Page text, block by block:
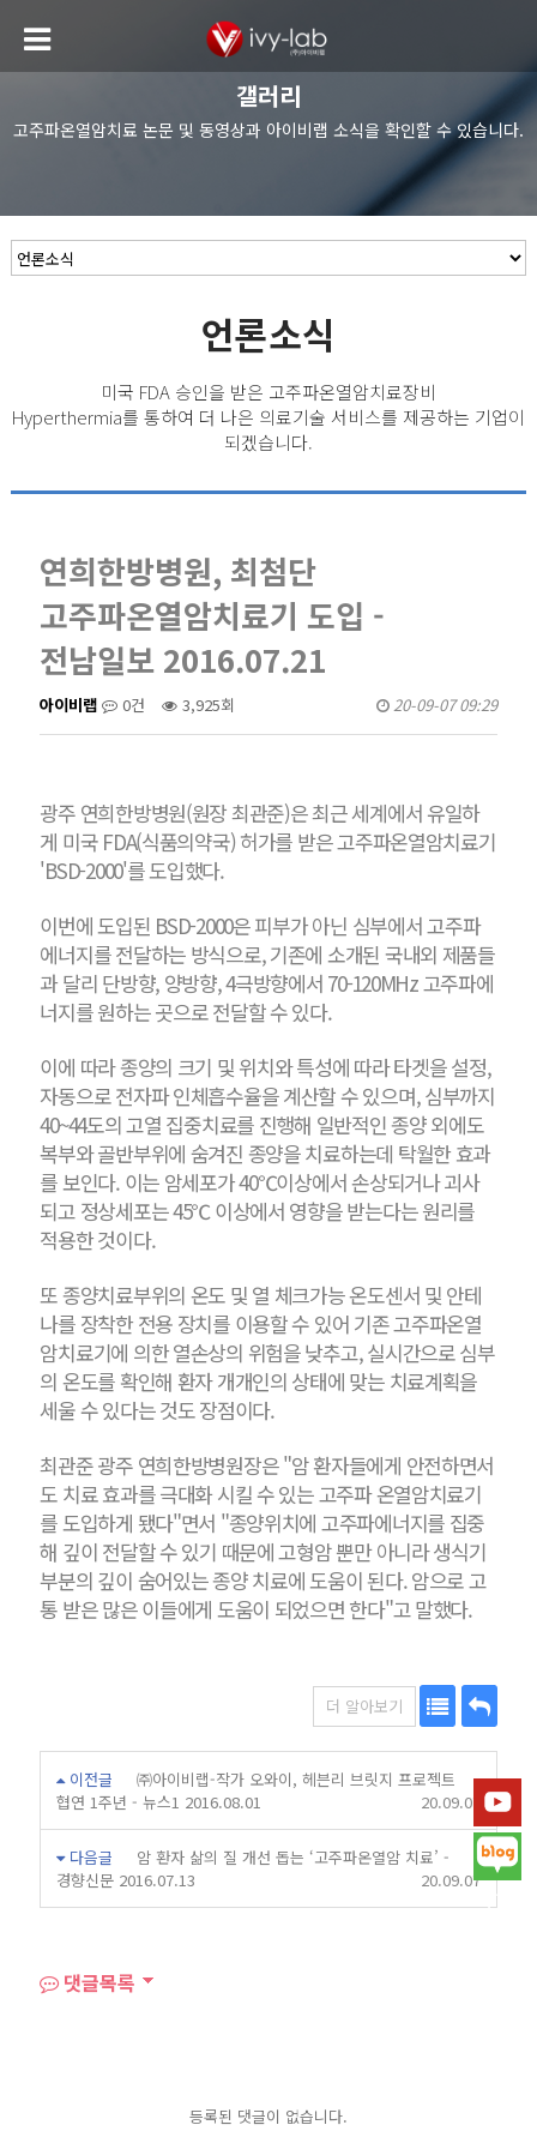
갤러리
고주파온열암치료 논문 및 동영상과 아이비랩 소식을 확인할 수 있습니다.
언론소식
미국 FDA 승인을 받은 고주파온열암치료장비
Hyperthermia를 통하여 더 나은 의료기술 서비스를 제공하는 기업이
되겠습니다.
연희한방병원, 최첨단
고주파온열암치료기 도입 -
전남일보 2016.07.21
아이비랩 0건 3,925회 20-09-07 09:29
광주 연희한방병원(원장 최관준)은 최근 세계에서 유일하
게 미국 FDA(식품의약국) 허가를 받은 고주파온열암치료기
'BSD-2000'를 도입했다.
이번에 도입된 BSD-2000은 피부가 아닌 심부에서 고주파
에너지를 전달하는 방식으로, 기존에 소개된 국내외 제품들
과 달리 단방향, 양방향, 4극방향에서 70-120MHz 고주파에
너지를 원하는 곳으로 전달할 수 있다.
이에 따라 종양의 크기 및 위치와 특성에 따라 타겟을 설정,
자동으로 전자파 인체흡수율을 계산할 수 있으며, 심부까지
40~44도의 고열 집중치료를 진행해 일반적인 종양 외에도
복부와 골반부위에 숨겨진 종양을 치료하는데 탁월한 효과
를 보인다. 이는 암세포가 40℃이상에서 손상되거나 괴사
되고 정상세포는 45℃ 이상에서 영향을 받는다는 원리를
적용한 것이다.
또 종양치료부위의 온도 및 열 체크가능 온도센서 및 안테
나를 장착한 전용 장치를 이용할 수 있어 기존 고주파온열
암치료기에 의한 열손상의 위험을 낮추고, 실시간으로 심부
의 온도를 확인해 환자 개개인의 상태에 맞는 치료계획을
세울 수 있다는 것도 장점이다.
최관준 광주 연희한방병원장은 "암 환자들에게 안전하면서
도 치료 효과를 극대화 시킬 수 있는 고주파 온열암치료기
를 도입하게 됐다"면서 "종양위치에 고주파에너지를 집중
해 깊이 전달할 수 있기 때문에 고형암 뿐만 아니라 생식기
부분의 깊이 숨어있는 종양 치료에 도움이 된다. 암으로 고
통 받은 많은 이들에게 도움이 되었으면 한다"고 말했다.
더 알아보기
목
록
답
변
이전글
㈜아이비랩-작가 오와이, 헤븐리 브릿지 프로젝트
협연 1주년 - 뉴스1 2016.08.01
20.09.07
다음글
암 환자 삶의 질 개선 돕는 ‘고주파온열암 치료’ -
경향신문 2016.07.13
20.09.07
댓글목록
등록된 댓글이 없습니다.